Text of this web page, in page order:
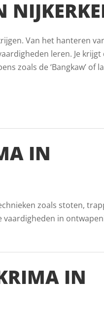
Van het hanteren van
leren. Je
zoals de ‘Bangkaw’ of
IN
zoals stoten,
in
IN